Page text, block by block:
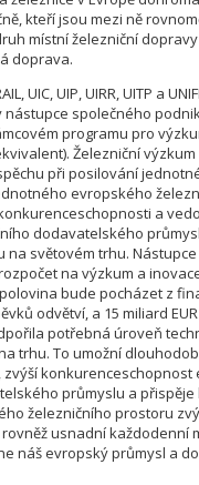
kteří jsou mezi ně
místní železniční
doprava.
UIC, UIP, UIRR, UITP a
společného
programu pro
Železniční
při posilování
evropského
a
dodavatelského
na světovém trhu.
na výzkum a
polovina bude pocházet z
odvětví, a 15 miliard
potřebná úroveň
trhu. To umožní
zvýší konkurenceschopnost
průmyslu a přispěje
železničního prostoru
usnadní každodenní
náš evropský průmysl a